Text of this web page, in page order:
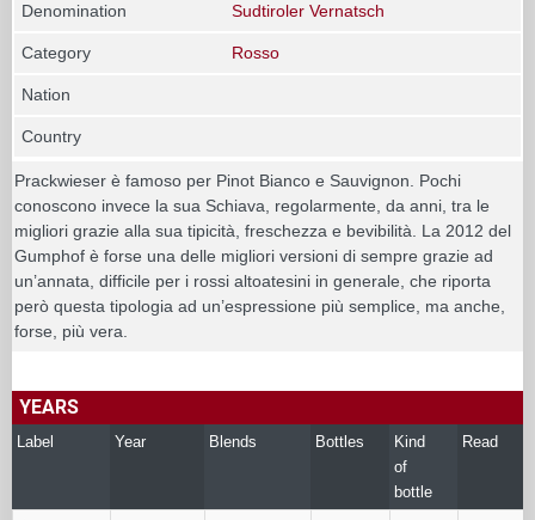
Denomination Sudtiroler Vernatsch
Category Rosso
Nation
Country
Prackwieser è famoso per Pinot Bianco e Sauvignon. Pochi
conoscono invece la sua Schiava, regolarmente, da anni, tra le
migliori grazie alla sua tipicità, freschezza e bevibilità. La 2012 del
Gumphof è forse una delle migliori versioni di sempre grazie ad
un’annata, difficile per i rossi altoatesini in generale, che riporta
però questa tipologia ad un’espressione più semplice, ma anche,
forse, più vera.
YEARS
Label Year Blends Bottles
Kind
of
bottle
Read